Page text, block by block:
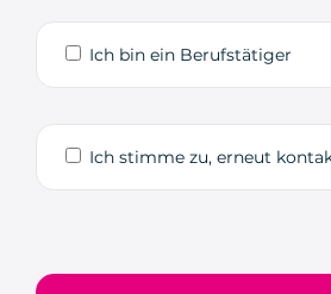
Ich bin ein Berufstätiger
Ich stimme zu, erneut